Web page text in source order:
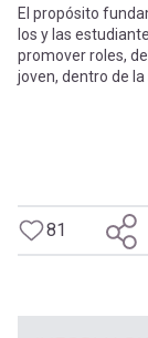
El propósito
los y las
promover roles,
joven, dentro de la
81